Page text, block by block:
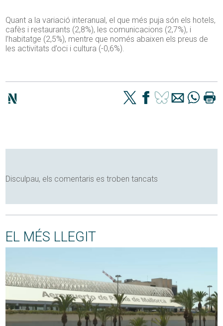
Quant a la variació interanual, el que més puja són els hotels,
cafès i restaurants (2,8%), les comunicacions (2,7%), i
l’habitatge (2,5%), mentre que només abaixen els preus de
les activitats d’oci i cultura (-0,6%).
Disculpau, els comentaris es troben tancats
EL MÉS LLEGIT